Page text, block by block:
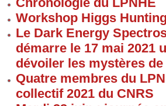
Workshop Higgs
Le Dark Energy
démarre le 17 mai 2021
dévoiler les mystères de
Quatre membres du
collectif 2021 du CNRS